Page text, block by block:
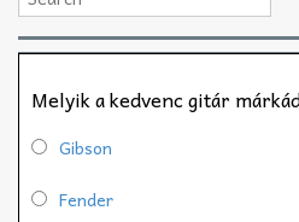
Melyik a kedvenc gitár
Gibson
Fender